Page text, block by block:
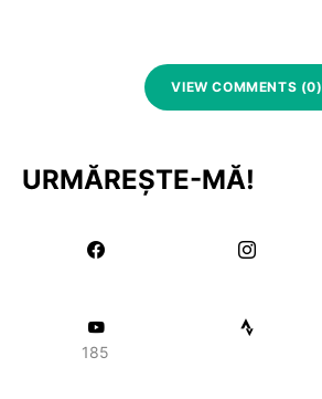
VIEW COMMENTS (0)
URMĂREȘTE-MĂ!
185